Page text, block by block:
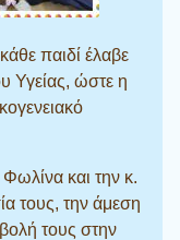
παιδί έλαβε
Υγείας, ώστε η
και την κ.
τους, την άμεση
τους στην